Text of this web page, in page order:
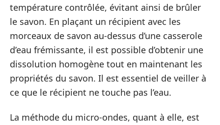
température contrôlée, évitant ainsi de brûler
le savon. En plaçant un récipient avec les
morceaux de savon au-dessus d’une casserole
d’eau frémissante, il est possible d’obtenir une
dissolution homogène tout en maintenant les
propriétés du savon. Il est essentiel de veiller à
ce que le récipient ne touche pas l’eau.
La méthode du micro-ondes, quant à elle, est